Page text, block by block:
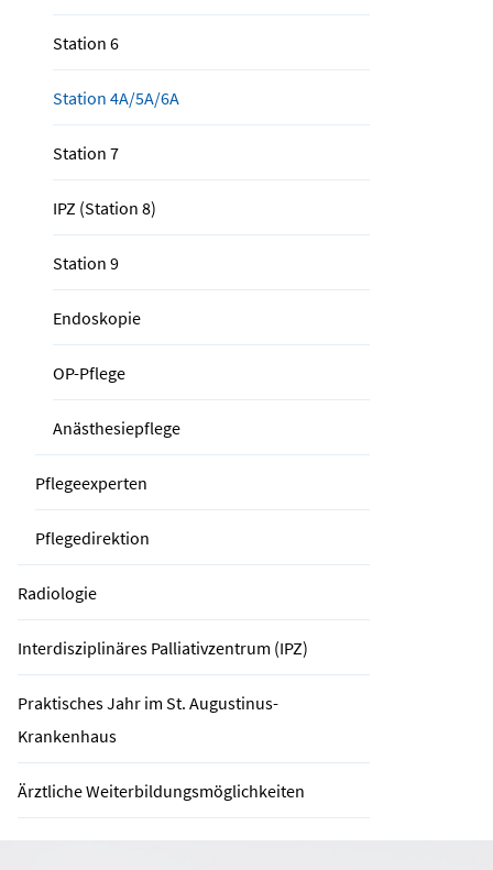
Station 6
Station 4A/5A/6A
Station 7
IPZ (Station 8)
Station 9
Endoskopie
OP-Pflege
Anästhesiepflege
Pflegeexperten
Pflegedirektion
Radiologie
Interdisziplinäres Palliativzentrum (IPZ)
Praktisches Jahr im St. Augustinus-
Krankenhaus
Ärztliche Weiterbildungsmöglichkeiten